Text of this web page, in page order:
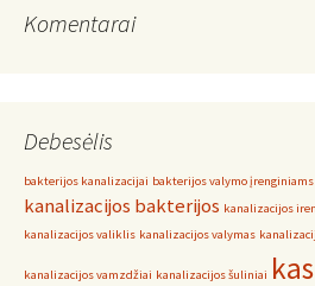
Komentarai
Debesėlis
bakterijos kanalizacijai bakterijos valymo įrenginiams
kanalizacijos bakterijos kanalizacijos
kanalizacijos valiklis kanalizacijos valymas
kanalizacijos vamzdžiai kanalizacijos šuliniai